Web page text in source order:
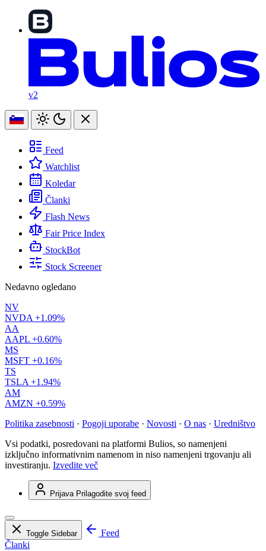
v2
Feed
Watchlist
Koledar
Članki
Flash News
Fair Price Index
StockBot
Stock Screener
Nedavno ogledano
NV
NVDA +1.09%
AA
AAPL +0.60%
MS
MSFT +0.16%
TS
TSLA +1.94%
AM
AMZN +0.59%
Politika zasebnosti · Pogoji uporabe · Novosti · O nas · Uredništvo
Vsi podatki, posredovani na platformi Bulios, so namenjeni
izključno informativnim namenom in niso namenjeni trgovanju ali
investiranju. Izvedite več
Prijava Prilagodite svoj feed
Toggle Sidebar
Feed
Članki